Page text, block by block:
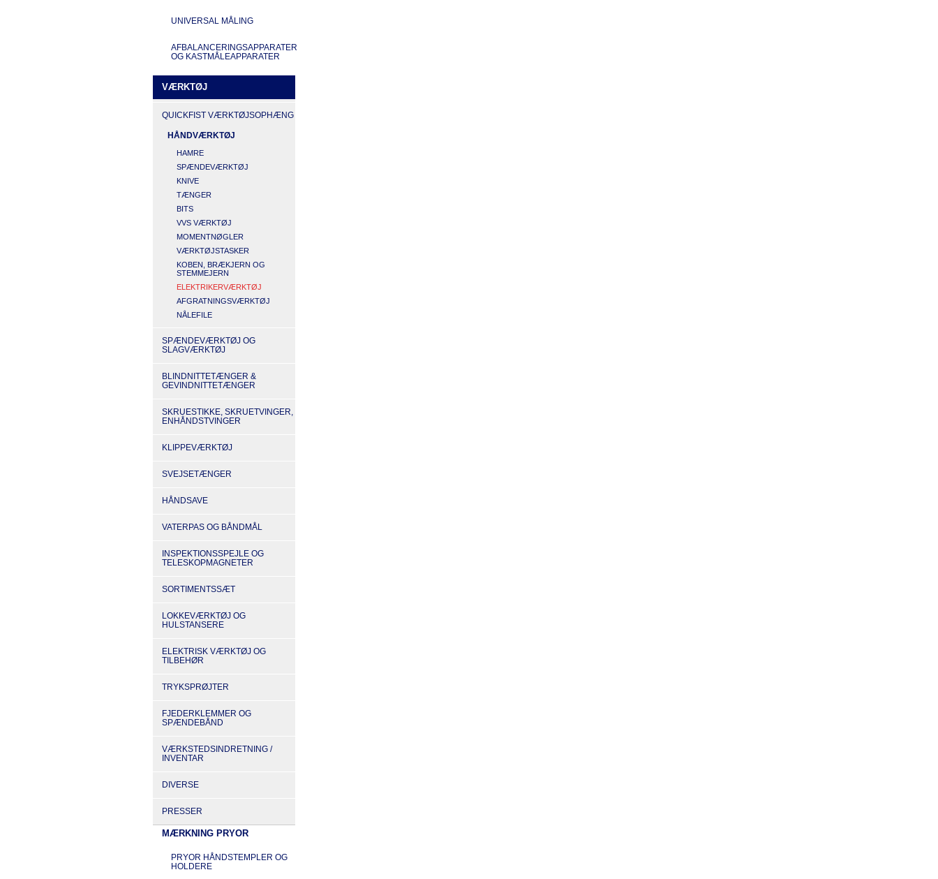
UNIVERSAL MÅLING
AFBALANCERINGSAPPARATER
OG KASTMÅLEAPPARATER
VÆRKTØJ
QUICKFIST VÆRKTØJSOPHÆNG
HÅNDVÆRKTØJ
HAMRE
SPÆNDEVÆRKTØJ
KNIVE
TÆNGER
BITS
VVS VÆRKTØJ
MOMENTNØGLER
VÆRKTØJSTASKER
KOBEN, BRÆKJERN OG
STEMMEJERN
ELEKTRIKERVÆRKTØJ
AFGRATNINGSVÆRKTØJ
NÅLEFILE
SPÆNDEVÆRKTØJ OG
SLAGVÆRKTØJ
BLINDNITTETÆNGER &
GEVINDNITTETÆNGER
SKRUESTIKKE, SKRUETVINGER,
ENHÅNDSTVINGER
KLIPPEVÆRKTØJ
SVEJSETÆNGER
HÅNDSAVE
VATERPAS OG BÅNDMÅL
INSPEKTIONSSPEJLE OG
TELESKOPMAGNETER
SORTIMENTSSÆT
LOKKEVÆRKTØJ OG
HULSTANSERE
ELEKTRISK VÆRKTØJ OG
TILBEHØR
TRYKSPRØJTER
FJEDERKLEMMER OG
SPÆNDEBÅND
VÆRKSTEDSINDRETNING /
INVENTAR
DIVERSE
PRESSER
MÆRKNING PRYOR
PRYOR HÅNDSTEMPLER OG
HOLDERE